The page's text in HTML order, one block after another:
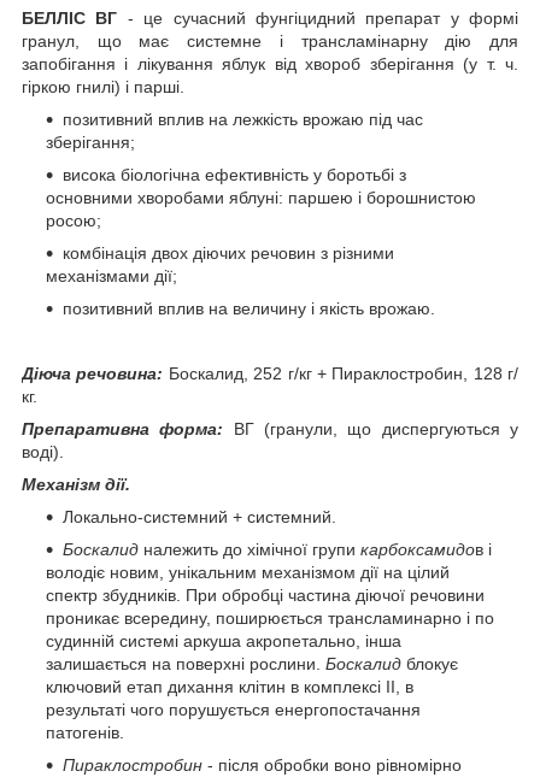
БЕЛЛІС ВГ - це сучасний фунгіцидний препарат у формі
гранул, що має системне і трансламінарну дію для
запобігання і лікування яблук від хвороб зберігання (у т. ч.
гіркою гнилі) і парші.
позитивний вплив на лежкість врожаю під час
зберігання;
висока біологічна ефективність у боротьбі з
основними хворобами яблуні: паршею і борошнистою
росою;
комбінація двох діючих речовин з різними
механізмами дії;
позитивний вплив на величину і якість врожаю.
Діюча речовина: Боскалид, 252 г/кг + Пираклостробин, 128 г/
кг.
Препаративна форма: ВГ (гранули, що диспергуються у
воді).
Механізм дії.
Локально-системний + системний.
Боскалид належить до хімічної групи карбоксамидов і
володіє новим, унікальним механізмом дії на цілий
спектр збудників. При обробці частина діючої речовини
проникає всередину, поширюється трансламинарно і по
судинній системі аркуша акропетально, інша
залишається на поверхні рослини. Боскалид блокує
ключовий етап дихання клітин в комплексі II, в
результаті чого порушується енергопостачання
патогенів.
Пираклостробин - після обробки воно рівномірно